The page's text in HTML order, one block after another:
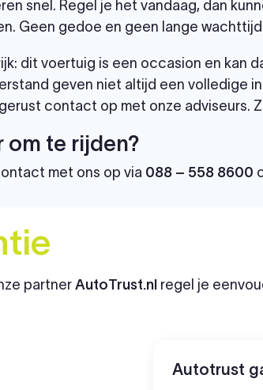
snel. Regel je het vandaag, dan
Geen gedoe en geen lange
dit voertuig is een occasion en kan
geven niet altijd een volledige
contact op met onze adviseurs.
om te rijden?
met ons op via 088 – 558 8600
partner AutoTrust.nlregel je
Autotrust